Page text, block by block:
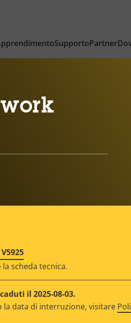
SupportoPartner
scheda tecnica.
il 2025-08-03.
data di interruzione, visitare